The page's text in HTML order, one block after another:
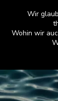
Wir
Wohin wir